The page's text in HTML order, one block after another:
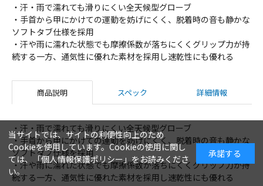
・汗・雨で濡れても滑りにくい全天候型グローブ
・手首から甲にかけての運動を妨げにくく、脱着時の音も静かな
ソフトタブ仕様を採用
・汗や雨に濡れた状態でも摩擦係数が落ちにくくグリップ力が持
続する一方、通気性に優れた素材を採用し速乾性にも優れる
商品説明 スペック 詳細情報
・汗・雨で濡れても滑りにくい全天候型グローブ
・手首から甲にかけての運動を妨げにくく、脱着時の音も静かな
ソフトタブ仕様を採用
・汗や雨に濡れた状態でも摩擦係数が落ちにくくグリップ力が持
続する一方、通気性に優れた素材を採用し速乾性にも優れる
当サイトでは、サイトの利便性向上のため
Cookieを使用しています。Cookieの使用に関し
ては、「個人情報保護ポリシー」をお読みくださ
い。
承諾する